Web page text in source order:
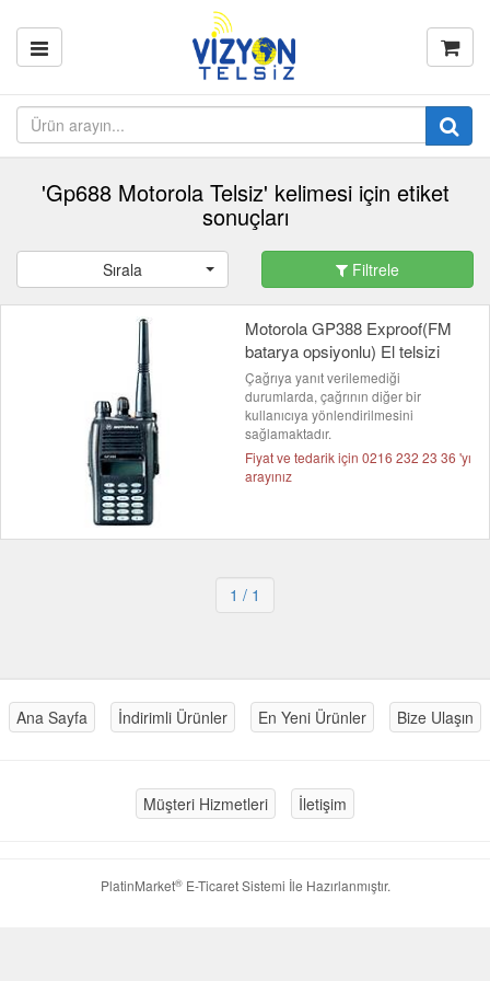
'Gp688 Motorola Telsiz' kelimesi için etiket
sonuçları
Sırala Filtrele
Motorola GP388 Exproof(FM
batarya opsiyonlu) El telsizi
Çağrıya yanıt verilemediği
durumlarda, çağrının diğer bir
kullanıcıya yönlendirilmesini
sağlamaktadır.
Fiyat ve tedarik için 0216 232 23 36 'yı
arayınız
1 / 1
Ana Sayfa İndirimli Ürünler En Yeni Ürünler Bize Ulaşın
Müşteri Hizmetleri İletişim
PlatinMarket®E-Ticaret Sistemi İle Hazırlanmıştır.